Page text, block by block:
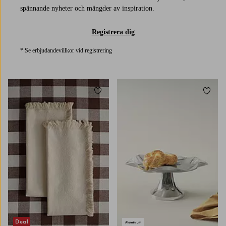
spännande nyheter och mängder av inspiration.
Registrera dig
* Se erbjudandevillkor vid registrering
Deal
Lägg till i favoriter Lägg